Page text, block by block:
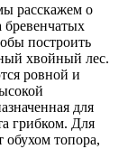
расскажем о
бревенчатых
построить
хвойный лес.
ровной и
для
грибком. Для
обухом топора,